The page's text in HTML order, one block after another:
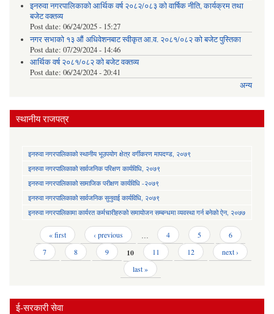
इनरुवा नगरपालिकाको आर्थिक वर्ष २०८२/०८३ को वार्षिक नीति, कार्यक्रम तथा
बजेट वक्तव्य
Post date: 06/24/2025 - 15:27
नगर सभाको १३ औं अधिवेशनबाट स्वीकृत आ.व. २०८१/०८२ को बजेट पुस्तिका
Post date: 07/29/2024 - 14:46
आर्थिक वर्ष २०८१/०८२ को बजेट वक्तव्य
Post date: 06/24/2024 - 20:41
अन्य
स्थानीय राजपत्र
इनरुवा नगरपालिकाको स्थानीय भूउपयोग क्षेत्र वर्गीकरण मापदण्ड, २०७९
इनरुवा नगरपालिकाको सार्वजनिक परिक्षण कार्यविधि, २०७९
इनरुवा नगरपालिकाको सामाजिक परीक्षण कार्यविधि -२०७९
इनरुवा नगरपालिकाको सार्वजनिक सुनुवाई कार्यविधि, २०७९
इनरुवा नगरपालिकामा कार्यरत कर्मचारीहरुको समायोजन सम्बन्धमा व्यवस्था गर्न बनेको ऐन, २०७७
Pages « first ‹ previous … 4 5
6
7
8 9 10 11 12
next ›
last »
ई-सरकारी सेवा